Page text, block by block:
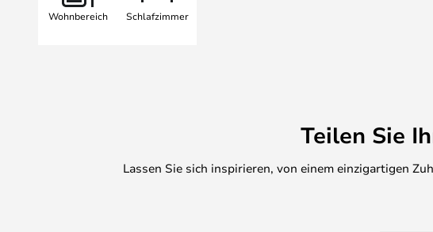
Wohnbereich Schlafzimmer
Teilen Sie
Lassen Sie sich inspirieren, von einem einzigartigen